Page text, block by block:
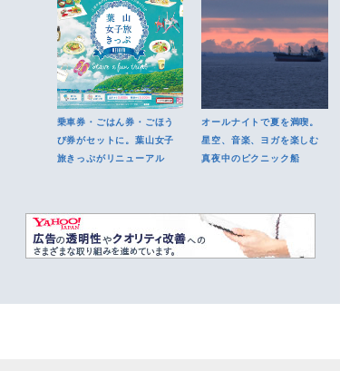
乗車券・ごはん券・ごほう
び券がセットに。葉山女子
旅きっぷがリニューアル
オールナイトで夏を満喫。
星空、音楽、ヨガを楽しむ
真夜中のピクニック船